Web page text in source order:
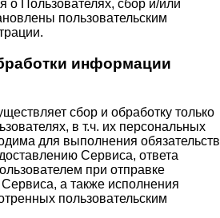
Пользователях, сбор и/или
пользовательским
информации
сбор и обработку только
в т.ч. их персональных
для выполнения обязательств
Сервиса, ответа
при отправке
а также исполнения
пользовательским